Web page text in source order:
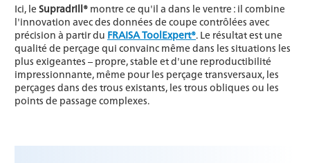
Ici, le Supradrill® montre ce qu'il a dans le ventre : il combine
l'innovation avec des données de coupe contrôlées avec
précision à partir du FRAISA ToolExpert®. Le résultat est une
qualité de perçage qui convainc même dans les situations les
plus exigeantes – propre, stable et d'une reproductibilité
impressionnante, même pour les perçage transversaux, les
perçages dans des trous existants, les trous obliques ou les
points de passage complexes.